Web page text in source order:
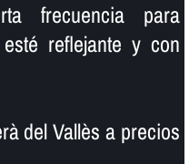
frecuencia para
reflejante y con
del Vallès a precios